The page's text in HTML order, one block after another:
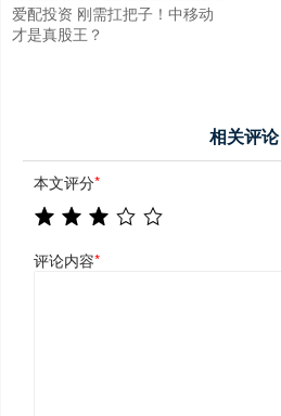
爱配投资 刚需扛把子！中移动
才是真股王？
相关评论
本文评分*
评论内容*